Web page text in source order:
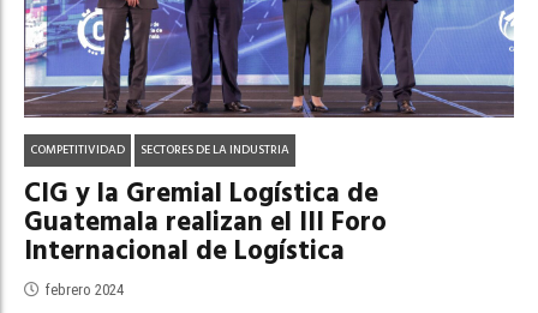
COMPETITIVIDAD SECTORES DE LA INDUSTRIA
CIG y la Gremial Logística de
Guatemala realizan el III Foro
Internacional de Logística
febrero 2024